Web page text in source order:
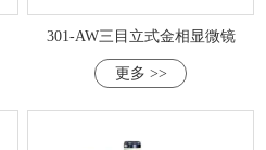
301-AW三目立式金相显微镜
更多 >>